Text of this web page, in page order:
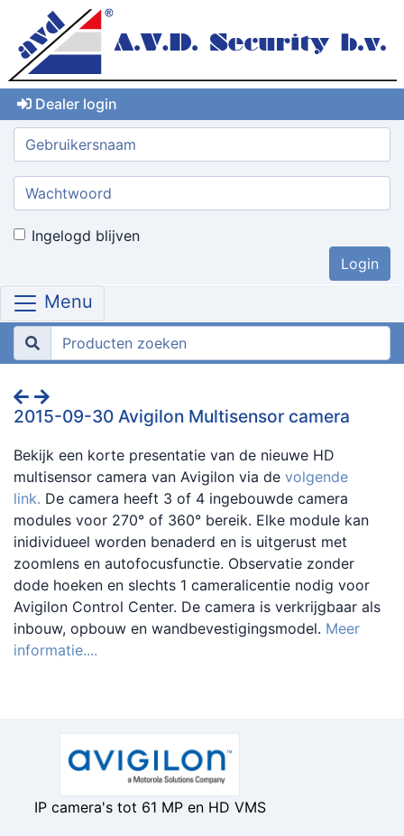
Dealer login
Gebruikersnaam:
Wachtwoord:
Ingelogd blijven
Menu
2015-09-30 Avigilon Multisensor camera
Bekijk een korte presentatie van de nieuwe HD
multisensor camera van Avigilon via de volgende
link. De camera heeft 3 of 4 ingebouwde camera
modules voor 270° of 360° bereik. Elke module kan
inidividueel worden benaderd en is uitgerust met
zoomlens en autofocusfunctie. Observatie zonder
dode hoeken en slechts 1 cameralicentie nodig voor
Avigilon Control Center. De camera is verkrijgbaar als
inbouw, opbouw en wandbevestigingsmodel. Meer
informatie....
IP camera's tot 61 MP en HD VMS